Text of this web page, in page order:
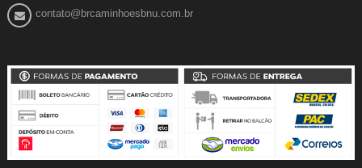
contato@brcaminhoesbnu.com.br